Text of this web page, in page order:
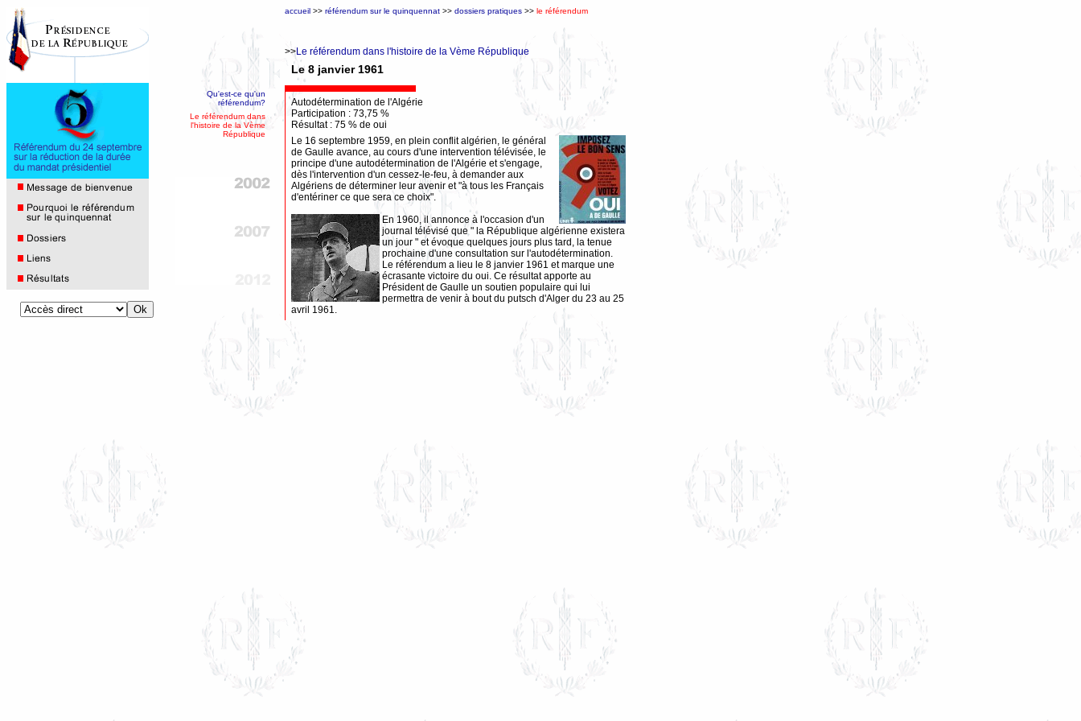
Qu'est-ce qu'un
référendum?
Le référendum dans
l'histoire de la Vème
République
accueil >> référendum sur le quinquennat >> dossiers pratiques >> le référendum
>>Le référendum dans l'histoire de la Vème République
Le 8 janvier 1961
Autodétermination de l'Algérie
Participation : 73,75 %
Résultat : 75 % de oui
Le 16 septembre 1959, en plein conflit algérien, le général
de Gaulle avance, au cours d'une intervention télévisée, le
principe d'une autodétermination de l'Algérie et s'engage,
dès l'intervention d'un cessez-le-feu, à demander aux
Algériens de déterminer leur avenir et "à tous les Français
d'entériner ce que sera ce choix".
En 1960, il annonce à l'occasion d'un
journal télévisé que " la République algérienne existera
un jour " et évoque quelques jours plus tard, la tenue
prochaine d'une consultation sur l'autodétermination.
Le référendum a lieu le 8 janvier 1961 et marque une
écrasante victoire du oui. Ce résultat apporte au
Président de Gaulle un soutien populaire qui lui
permettra de venir à bout du putsch d'Alger du 23 au 25
avril 1961.